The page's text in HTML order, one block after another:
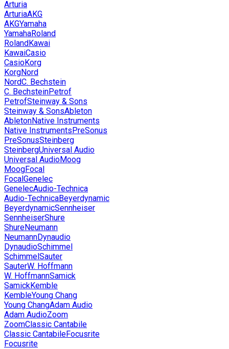
Arturia
ArturiaAKG
AKGYamaha
YamahaRoland
RolandKawai
KawaiCasio
CasioKorg
KorgNord
NordC. Bechstein
C. BechsteinPetrof
PetrofSteinway & Sons
Steinway & SonsAbleton
AbletonNative Instruments
Native InstrumentsPreSonus
PreSonusSteinberg
SteinbergUniversal Audio
Universal AudioMoog
MoogFocal
FocalGenelec
GenelecAudio-Technica
Audio-TechnicaBeyerdynamic
BeyerdynamicSennheiser
SennheiserShure
ShureNeumann
NeumannDynaudio
DynaudioSchimmel
SchimmelSauter
SauterW. Hoffmann
W. HoffmannSamick
SamickKemble
KembleYoung Chang
Young ChangAdam Audio
Adam AudioZoom
ZoomClassic Cantabile
Classic CantabileFocusrite
Focusrite